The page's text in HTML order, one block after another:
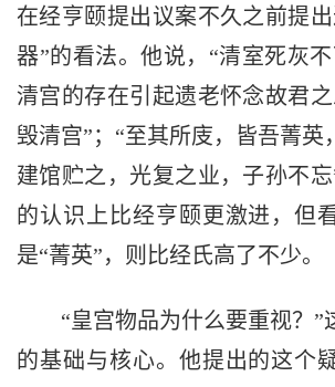
在经亨颐提出议案不久之前提
器”的看法。他说，“清室死灰
清宫的存在引起遗老怀念故君
毁清宫”；“至其所庋，皆吾菁英
建馆贮之，光复之业，子孙不
的认识上比经亨颐更激进，但
是“菁英”，则比经氏高了不少。
“皇宫物品为什么要重视？”
的基础与核心。他提出的这个